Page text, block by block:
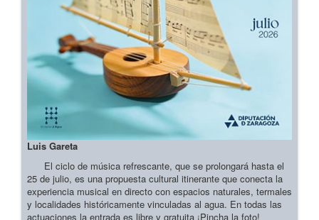
Luis Gareta
El ciclo de música refrescante, que se prolongará hasta el
25 de julio, es una propuesta cultural itinerante que conecta la
experiencia musical en directo con espacios naturales, termales
y localidades históricamente vinculadas al agua. En todas las
actuaciones la entrada es libre y gratuita ¡Pincha la foto!